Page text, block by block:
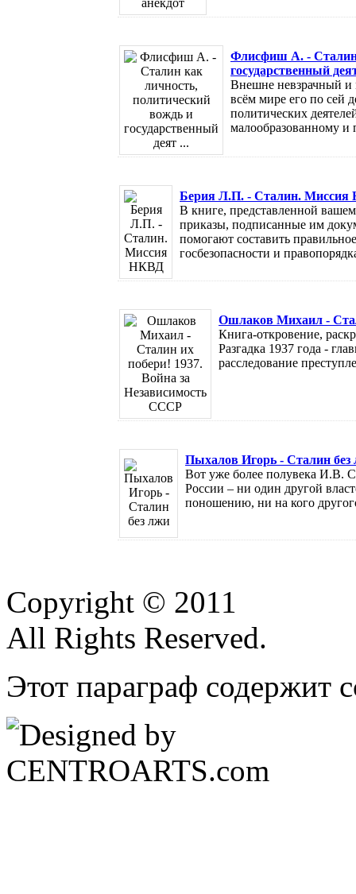
Флисфиш A. - Сталин
государственный
Внешне невзрачный и
всём мире его по сей
политических
малообразованному и
Берия Л.П. - Сталин.
В книге, представленной
приказы, подписанные им
помогают составить
госбезопасности и
Ошлаков Михаил -
Книга-откровение,
Разгадка 1937 года -
расследование
Пыхалов Игорь - Сталин без
Вот уже более полувека И.В.
России – ни один другой
поношению, ни на кого
Copyright © 2011
All Rights Reserved.
Этот параграф содержит